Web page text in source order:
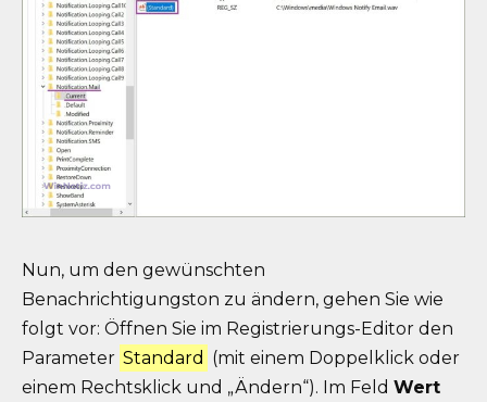
Nun, um den gewünschten
Benachrichtigungston zu ändern, gehen Sie wie
folgt vor: Öffnen Sie im Registrierungs-Editor den
Parameter Standard (mit einem Doppelklick oder
einem Rechtsklick und „Ändern“). Im Feld Wert